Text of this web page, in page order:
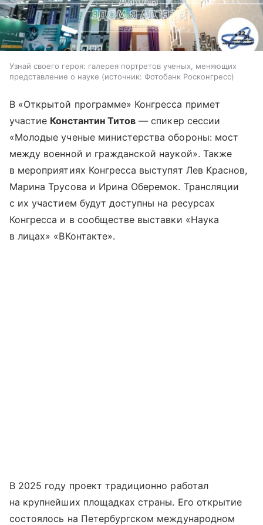
Узнай своего героя: галерея портретов ученых, меняющих
представление о науке
источник: Фотобанк Росконгресс
В «Открытой программе» Конгресса примет
участие Константин Титов — спикер сессии
«Молодые ученые министерства обороны: мост
между военной и гражданской наукой». Также
в мероприятиях Конгресса выступят Лев Краснов,
Марина Трусова и Ирина Оберемок. Трансляции
с их участием будут доступны на ресурсах
Конгресса и в сообществе выставки «Наука
в лицах» «ВКонтакте».
В 2025 году проект традиционно работал
на крупнейших площадках страны. Его открытие
состоялось на Петербургском международном